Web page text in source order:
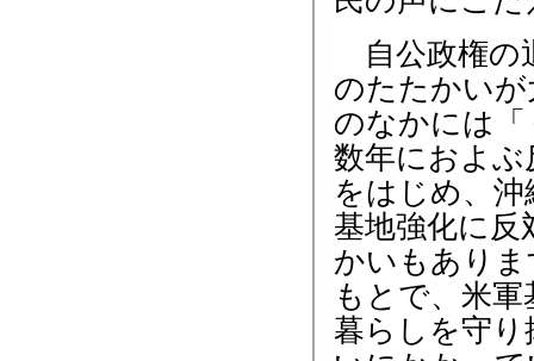
自公政権の
のたたかい
のなかには
数年におよ
をはじめ、
基地強化に
かいもあり
もとで、米
暮らしを守